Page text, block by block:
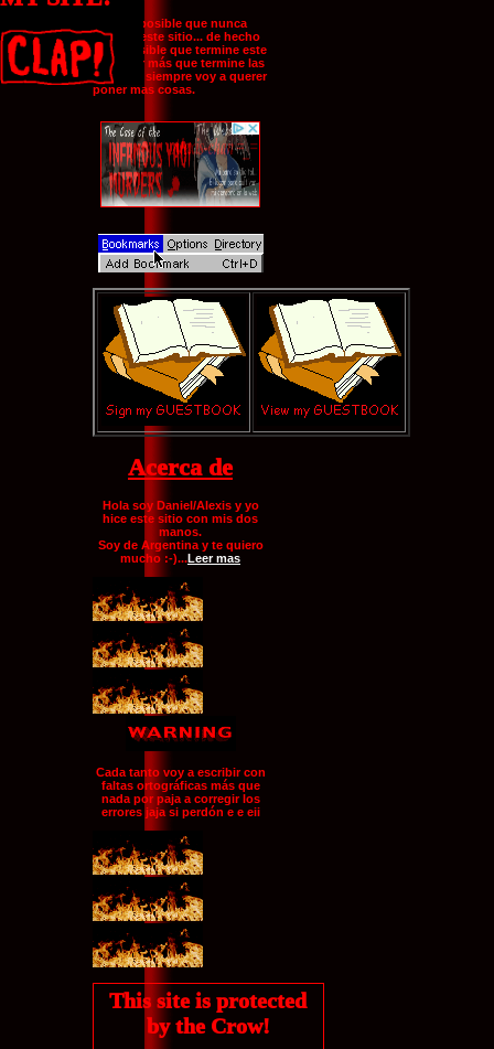
UPDATES
BUTTON
Es muy posible que nunca
termine este sitio... de hecho
es imposible que termine este
sitio, por más que termine las
paginas, siempre voy a querer
poner mas cosas.
Acerca de
Hola soy Daniel/Alexis y yo
hice este sitio con mis dos
manos.
Soy de Argentina y te quiero
mucho :-)...Leer mas
Cada tanto voy a escribir con
faltas ortográficas más que
nada por paja a corregir los
errores jaja si perdón e e eii
This site is protected
by the Crow!